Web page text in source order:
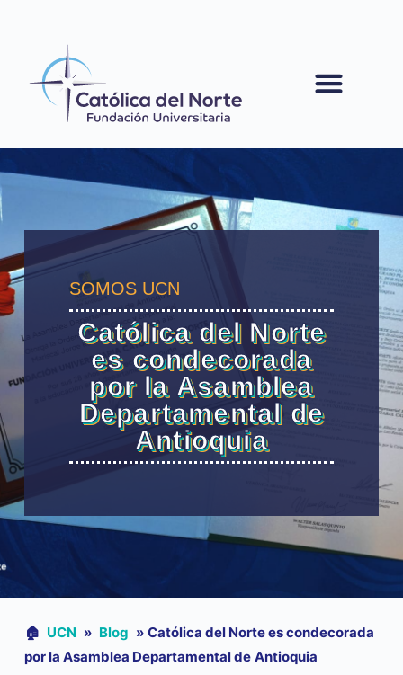
SOMOS UCN
Católica del Norte
es condecorada
por la Asamblea
Departamental de
Antioquia
🏠︎ UCN » Blog » Católica del Norte es condecorada
por la Asamblea Departamental de Antioquia